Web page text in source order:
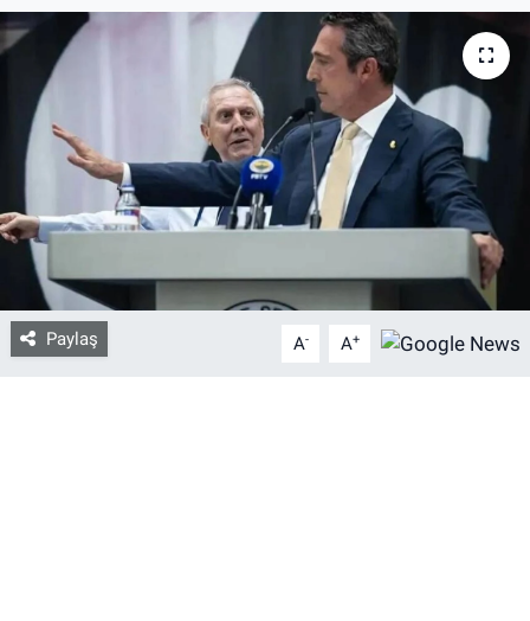
Paylaş A- A+
Bize ulaşın
Yaşam
Gözden Kaçmasın